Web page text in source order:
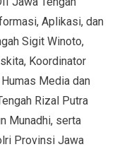
Aplikasi, dan
Sigit Winoto,
Koordinator
Media dan
Rizal Putra
Munadhi, serta
Provinsi Jawa